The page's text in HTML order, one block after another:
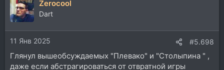
Zerocool
Dart
11 Янв 2025 #5.698
Глянул вышеобсуждаемых "Плевако" и "Столыпина " ,
даже если абстрагироваться от отвратной игры